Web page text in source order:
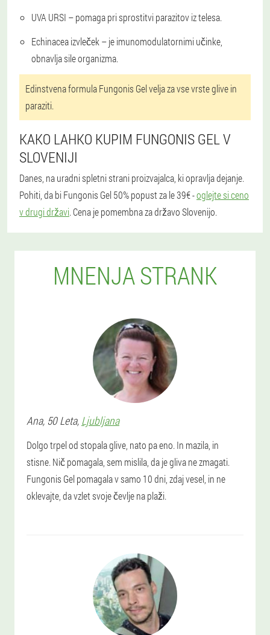
UVA URSI – pomaga pri sprostitvi parazitov iz telesa.
Echinacea izvleček – je imunomodulatornimi učinke,
obnavlja sile organizma.
Edinstvena formula Fungonis Gel velja za vse vrste glive in
paraziti.
KAKO LAHKO KUPIM FUNGONIS GEL V
SLOVENIJI
Danes, na uradni spletni strani proizvajalca, ki opravlja dejanje.
Pohiti, da bi Fungonis Gel 50% popust za le 39€ -oglejte si ceno
v drugi državi. Cena je pomembna za državo Slovenijo.
MNENJA STRANK
Ana, 50 Leta, Ljubljana
Dolgo trpel od stopala glive, nato pa eno. In mazila, in
stisne. Nič pomagala, sem mislila, da je gliva ne zmagati.
Fungonis Gel pomagala v samo 10 dni, zdaj vesel, in ne
oklevajte, da vzlet svoje čevlje na plaži.